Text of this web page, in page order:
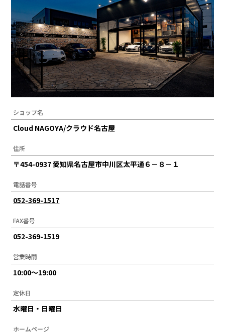
ショップ名
Cloud NAGOYA/クラウド名古屋
住所
〒454-0937 愛知県名古屋市中川区太平通６－８－１
電話番号
052-369-1517
FAX番号
052-369-1519
営業時間
10:00～19:00
定休日
水曜日・日曜日
ホームページ